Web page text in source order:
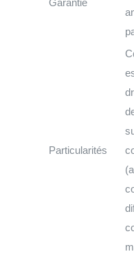
Garantie
Particularités